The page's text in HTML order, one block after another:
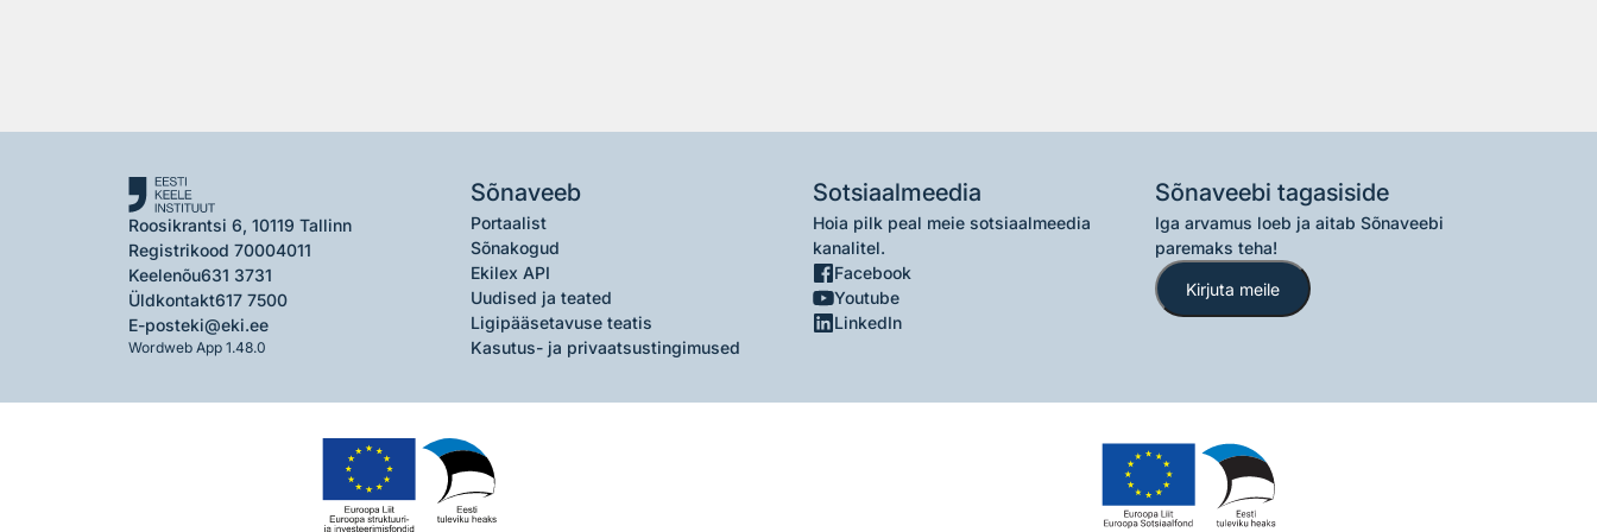
Roosikrantsi 6, 10119 Tallinn
Registrikood 70004011
Keelenõu631 3731
Üldkontakt617 7500
E-posteki@eki.ee
Wordweb App 1.48.0
Sõnaveeb
Portaalist
Sõnakogud
Ekilex API
Uudised ja teated
Ligipääsetavuse teatis
Kasutus- ja privaatsustingimused
Sotsiaalmeedia
Hoia pilk peal meie sotsiaalmeedia
kanalitel.
Facebook
Youtube
LinkedIn
Sõnaveebi tagasiside
Iga arvamus loeb ja aitab Sõnaveebi
paremaks teha!
Kirjuta meile